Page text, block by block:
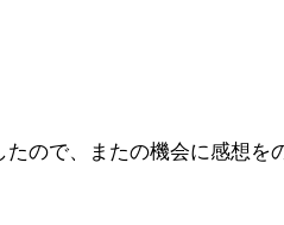
ので、またの機会に感想を